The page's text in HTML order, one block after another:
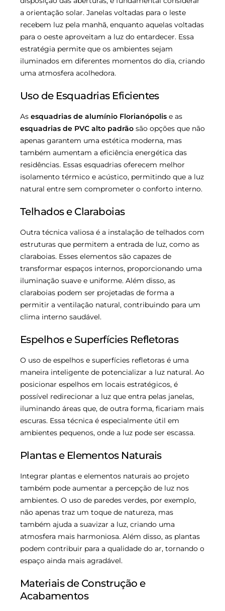
a orientação solar. Janelas voltadas para o leste
recebem luz pela manhã, enquanto aquelas voltadas
para o oeste aproveitam a luz do entardecer. Essa
estratégia permite que os ambientes sejam
iluminados em diferentes momentos do dia, criando
uma atmosfera acolhedora.
Uso de Esquadrias Eficientes
As esquadrias de alumínio Florianópolis e as
esquadrias de PVC alto padrão são opções que não
apenas garantem uma estética moderna, mas
também aumentam a eficiência energética das
residências. Essas esquadrias oferecem melhor
isolamento térmico e acústico, permitindo que a luz
natural entre sem comprometer o conforto interno.
Telhados e Claraboias
Outra técnica valiosa é a instalação de telhados com
estruturas que permitem a entrada de luz, como as
claraboias. Esses elementos são capazes de
transformar espaços internos, proporcionando uma
iluminação suave e uniforme. Além disso, as
claraboias podem ser projetadas de forma a
permitir a ventilação natural, contribuindo para um
clima interno saudável.
Espelhos e Superfícies Refletoras
O uso de espelhos e superfícies refletoras é uma
maneira inteligente de potencializar a luz natural. Ao
posicionar espelhos em locais estratégicos, é
possível redirecionar a luz que entra pelas janelas,
iluminando áreas que, de outra forma, ficariam mais
escuras. Essa técnica é especialmente útil em
ambientes pequenos, onde a luz pode ser escassa.
Plantas e Elementos Naturais
Integrar plantas e elementos naturais ao projeto
também pode aumentar a percepção de luz nos
ambientes. O uso de paredes verdes, por exemplo,
não apenas traz um toque de natureza, mas
também ajuda a suavizar a luz, criando uma
atmosfera mais harmoniosa. Além disso, as plantas
podem contribuir para a qualidade do ar, tornando o
espaço ainda mais agradável.
Materiais de Construção e
Acabamentos